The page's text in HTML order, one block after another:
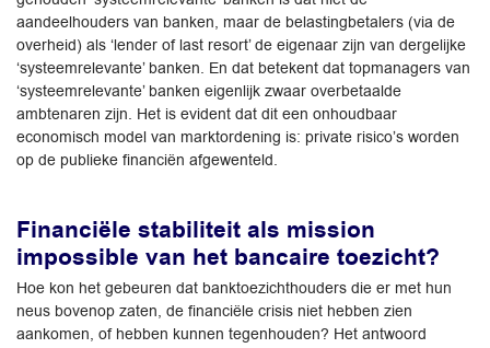
aandeelhouders van banken, maar de belastingbetalers (via de
overheid) als ‘lender of last resort’ de eigenaar zijn van dergelijke
‘systeemrelevante’ banken. En dat betekent dat topmanagers van
‘systeemrelevante’ banken eigenlijk zwaar overbetaalde
ambtenaren zijn. Het is evident dat dit een onhoudbaar
economisch model van marktordening is: private risico’s worden
op de publieke financiën afgewenteld.
Financiële stabiliteit als mission
impossible van het bancaire toezicht?
Hoe kon het gebeuren dat banktoezichthouders die er met hun
neus bovenop zaten, de financiële crisis niet hebben zien
aankomen, of hebben kunnen tegenhouden? Het antwoord